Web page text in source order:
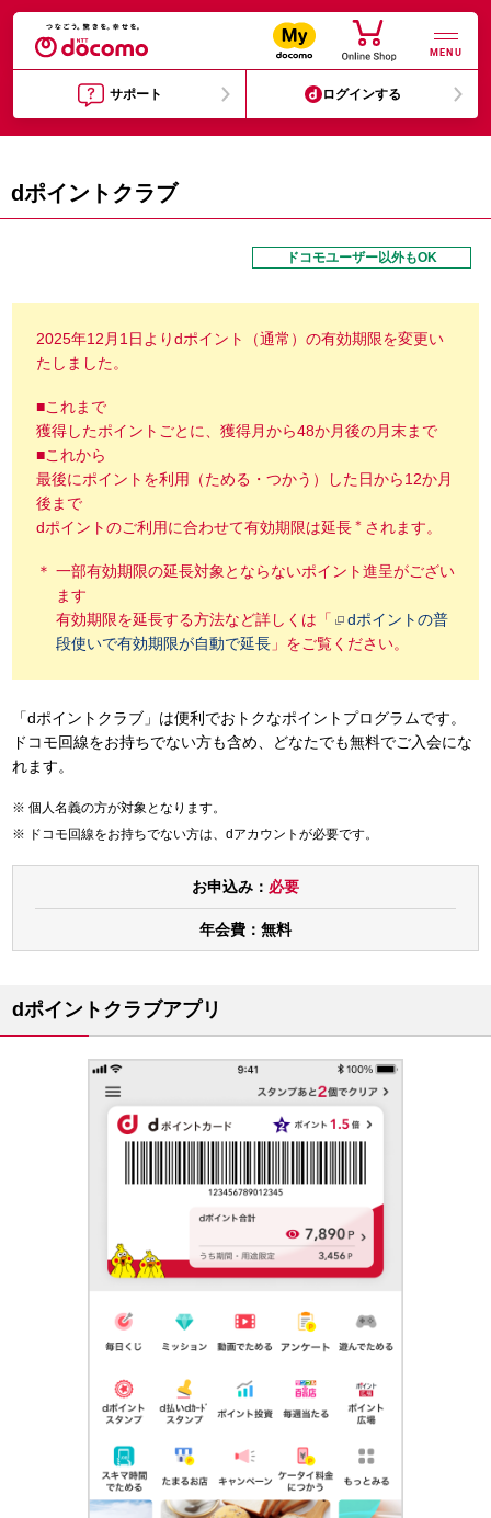
MENU
サポート ログインする
dポイントクラブ
ドコモユーザー以外もOK
2025年12月1日よりdポイント（通常）の有効期限を変更い
たしました。
■これまで
獲得したポイントごとに、獲得月から48か月後の月末まで
■これから
最後にポイントを利用（ためる・つかう）した日から12か月
後まで
dポイントのご利用に合わせて有効期限は延長 ＊ されます。
一部有効期限の延長対象とならないポイント進呈がござい
ます
有効期限を延長する方法など詳しくは「
dポイントの普
段使いで有効期限が自動で延長」をご覧ください。
「dポイントクラブ」は便利でおトクなポイントプログラムです。
ドコモ回線をお持ちでない方も含め、どなたでも無料でご入会にな
れます。
個人名義の方が対象となります。
ドコモ回線をお持ちでない方は、dアカウントが必要です。
お申込み： 必要
年会費： 無料
dポイントクラブアプリ